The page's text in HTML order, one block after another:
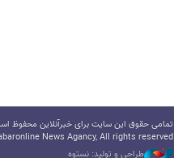
تمامی حقوق این سایت برای خبرآنلاین محفوظ
News Agancy, All rights reserved
طراحی و تولید: نستوه